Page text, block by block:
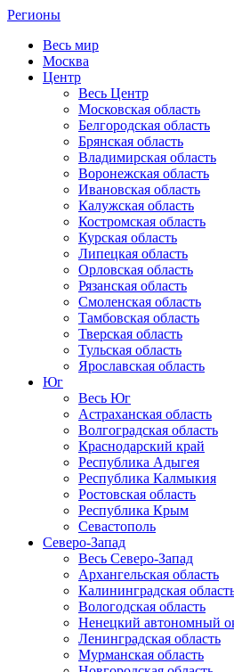
Регионы
Весь мир
Москва
Центр
Весь Центр
Московская область
Белгородская область
Брянская область
Владимирская область
Воронежская область
Ивановская область
Калужская область
Костромская область
Курская область
Липецкая область
Орловская область
Рязанская область
Смоленская область
Тамбовская область
Тверская область
Тульская область
Ярославская область
Юг
Весь Юг
Астраханская область
Волгоградская область
Краснодарский край
Республика Адыгея
Республика Калмыкия
Ростовская область
Республика Крым
Севастополь
Северо-Запад
Весь Северо-Запад
Архангельская область
Калининградская
Вологодская область
Ненецкий автономный
Ленинградская область
Мурманская область